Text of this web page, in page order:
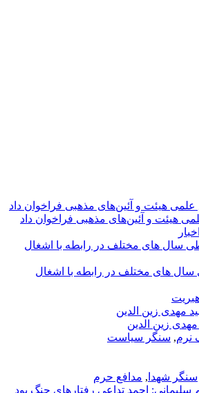
هیئت و آئین‌های مذهبی فراخوان داد
اخبار
سال های مختلف در رابطه با اشغال
نرم, سنگر سیاست
سنگر شهدا , مدافع حرم